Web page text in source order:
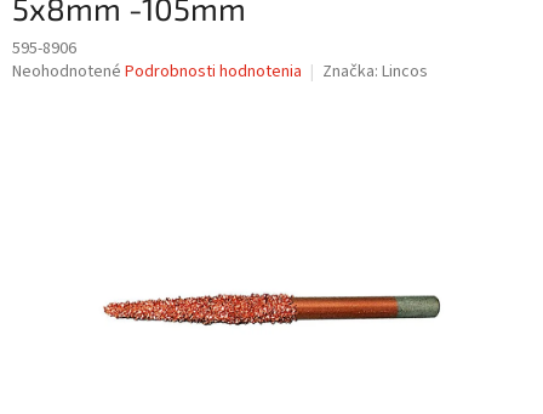
5x8mm -105mm
595-8906
Priemerné
Neohodnotené Podrobnosti hodnotenia Značka: Lincos